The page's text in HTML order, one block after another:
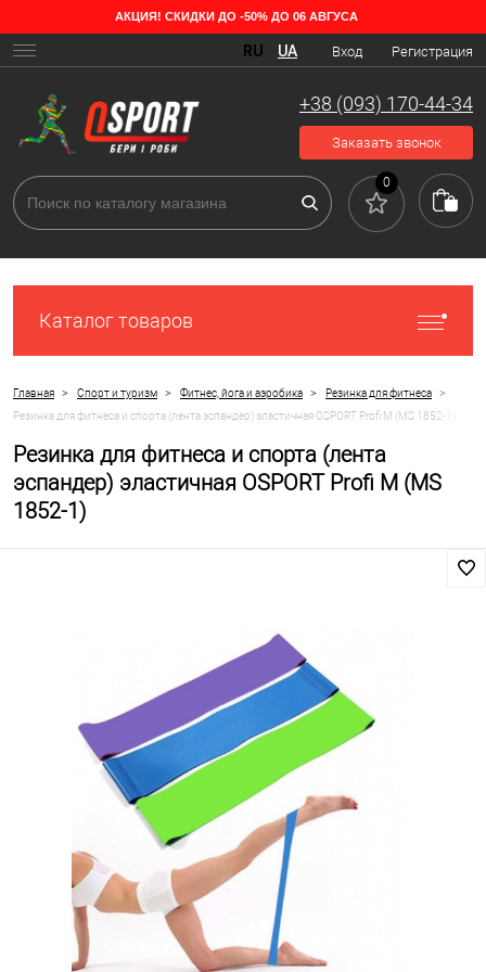
АКЦИЯ! СКИДКИ ДО -50% ДО 06 АВГУСА
Вход Регистрация
RU UA
+38 (093) 170-44-34
Заказать звонок
0
Каталог товаров
Главная > Спорт и туризм > Фитнес, йога и аэробика > Резинка для фитнеса >
Резинка для фитнеса и спорта (лента эспандер) эластичная OSPORT Profi M (MS 1852-1)
Резинка для фитнеса и спорта (лента
эспандер) эластичная OSPORT Profi M (MS
1852-1)